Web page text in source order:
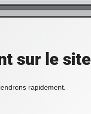
sur le site
rapidement.